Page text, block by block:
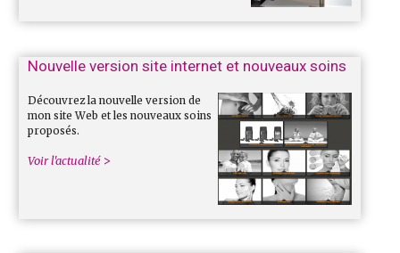
Nouvelle version site internet et nouveaux soins
Découvrez la nouvelle version de
mon site Web et les nouveaux soins
proposés.
Voir l'actualité